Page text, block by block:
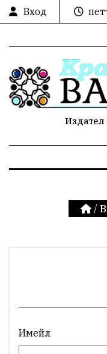
Вход
/
Имейл